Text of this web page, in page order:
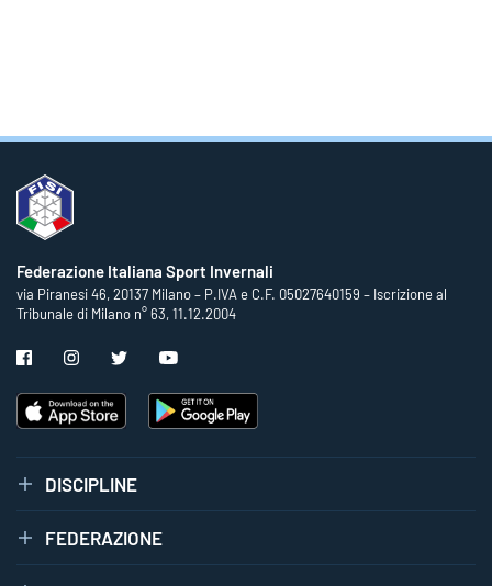
Federazione Italiana Sport Invernali
via Piranesi 46, 20137 Milano – P.IVA e C.F. 05027640159 – Iscrizione al
Tribunale di Milano n° 63, 11.12.2004
DISCIPLINE
FEDERAZIONE